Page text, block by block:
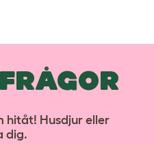
hitåt! Husdjur eller
dig.